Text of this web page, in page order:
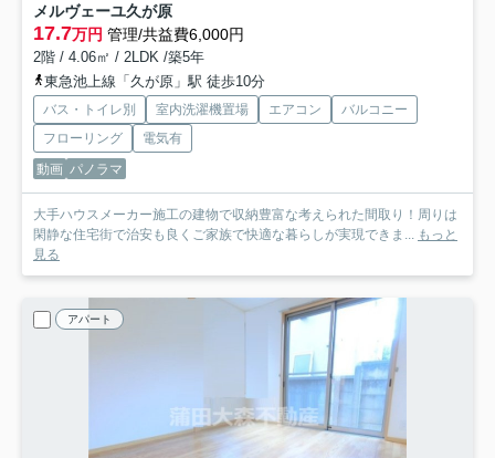
メルヴェーユ久が原
17.7万円 管理/共益費6,000円
2階 / 4.06㎡ / 2LDK /築5年
東急池上線「久が原」駅 徒歩10分
バス・トイレ別 室内洗濯機置場 エアコン
バルコニー
フローリング
電気有
動画 パノラマ
大手ハウスメーカー施工の建物で収納豊富な考えられた間取り！周りは
閑静な住宅街で治安も良くご家族で快適な暮らしが実現できま...
もっと
見る
アパート